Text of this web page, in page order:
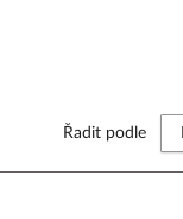
Řadit podle